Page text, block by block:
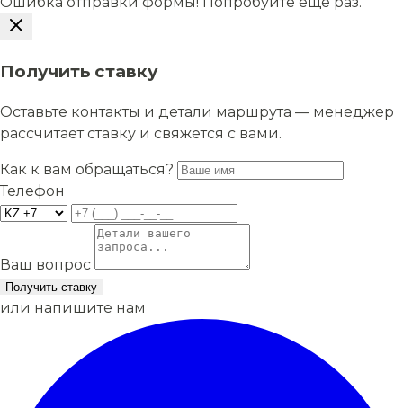
Получить ставку
Оставьте контакты и детали маршрута — менеджер
рассчитает ставку и свяжется с вами.
Как к вам обращаться?
Телефон
Ваш вопрос
Получить ставку
или напишите нам